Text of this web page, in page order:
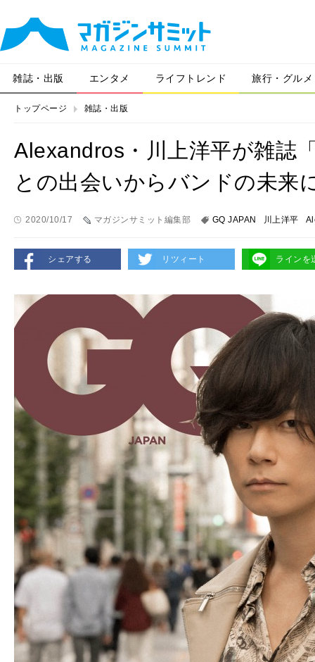
雑誌・出版 エンタメ ライフトレンド 旅行・グルメ
トップページ 雑誌・出版
Alexandros・川上洋平が雑誌
との出会いからバンドの未来
2020/10/17 マガジンサミット編集部 GQ JAPAN 川上洋平
シェアする リツィート ラインを